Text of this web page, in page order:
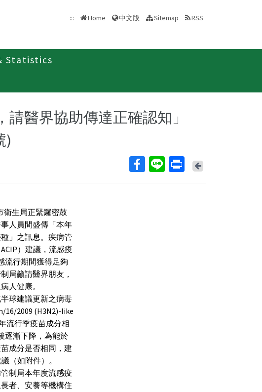
::: Home 中文版 Sitemap RSS
Statistics
請醫界協助傳達正確認知」
)
Back
衛生局正緊鑼密鼓
人員間盛傳「本年
」之訊息。疾病管
）建議，流感疫
流行期間獲得足夠
局籲請醫界朋友，
人健康。
球建議更新之病毒
16/2009 (H3N2)-like
流行季疫苗成分相
逐漸下降，為能於
成分是否相同，建
（如附件）。
制局本年度流感疫
者、安養等機構住